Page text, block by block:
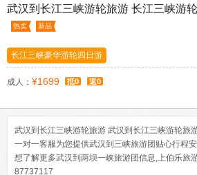
武汉到长江三峡游轮旅游 长江三峡游
热卖 新品
长江三峡豪华游轮四日游
成人： ¥1699 抵0 返0
武汉到长江三峡游轮旅游 武汉到长江三峡游轮旅
一对一客服为您提供武汉到三峡旅游团贴心行程
想了解更多武汉到两坝一峡旅游团信息,上伯乐旅
87737117